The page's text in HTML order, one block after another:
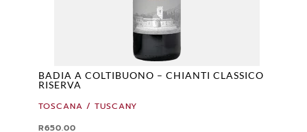
BADIA A COLTIBUONO – CHIANTI CLASSICO
RISERVA
TOSCANA / TUSCANY
R650.00